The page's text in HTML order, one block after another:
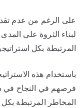
على الرغم من عدم
لبناء الثروة على
المرتبطة بكل
باستخدام هذه
فرصهم في النجاح في
المخاطر المرتبطة بكل